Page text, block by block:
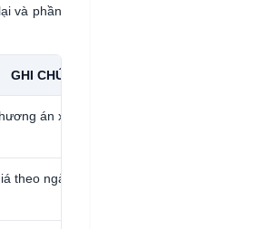
và phần
GHI CHÚ
án xe, suất ăn và điểm đón
theo ngày đi và phương án tổ